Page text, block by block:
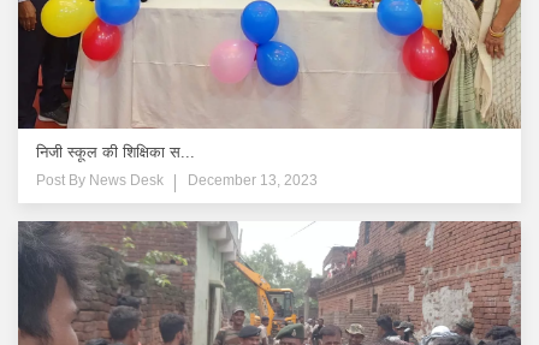
निजी स्कूल की शिक्षिका स...
Post By News Desk December 13, 2023